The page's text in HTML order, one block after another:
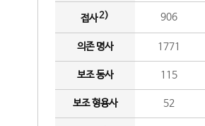
접사2) 906
의존 명사 1771
보조 동사 115
보조 형용사 52